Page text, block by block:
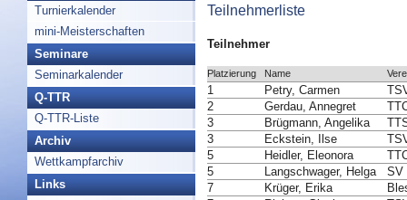
Turnierkalender
mini-Meisterschaften
Seminare
Seminarkalender
Q-TTR
Q-TTR-Liste
Archiv
Wettkampfarchiv
Links
Teilnehmerliste
Teilnehmer
Platzierung Name
1 Petry, Carmen
2
Gerdau, Annegret
3
Brügmann, Angelika
3
Eckstein, Ilse
5
Heidler, Eleonora
5
Langschwager, Helga
SV
7
Krüger, Erika